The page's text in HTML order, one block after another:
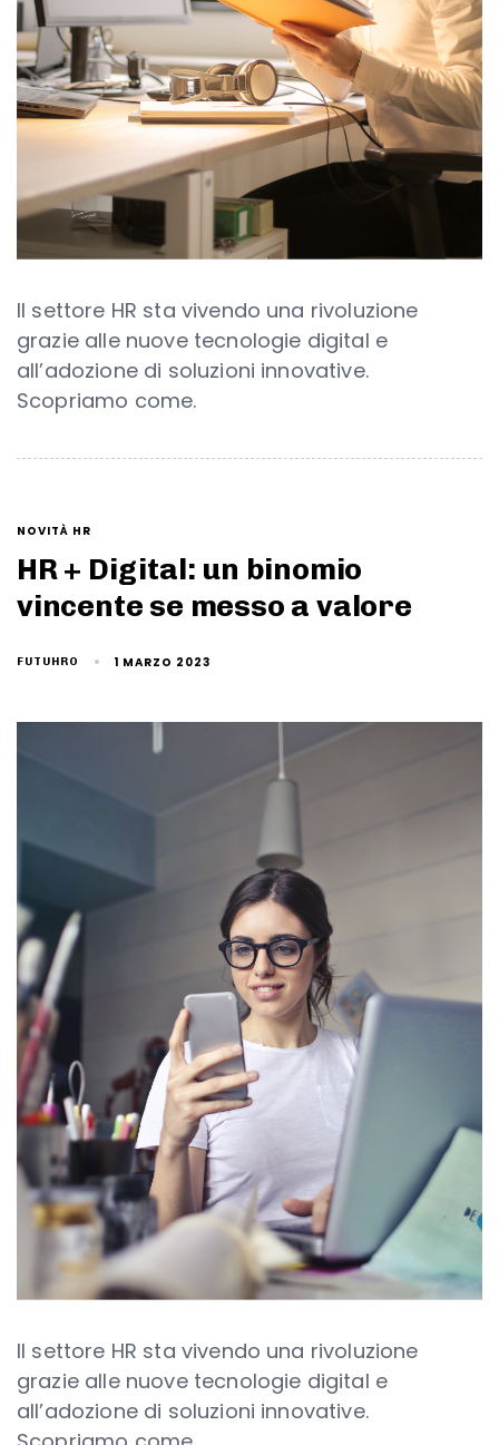
Il settore HR sta vivendo una rivoluzione
grazie alle nuove tecnologie digital e
all’adozione di soluzioni innovative.
Scopriamo come.
NOVITÀ HR
HR + Digital: un binomio
vincente se messo a valore
FUTUHRO 1 MARZO 2023
Il settore HR sta vivendo una rivoluzione
grazie alle nuove tecnologie digital e
all’adozione di soluzioni innovative.